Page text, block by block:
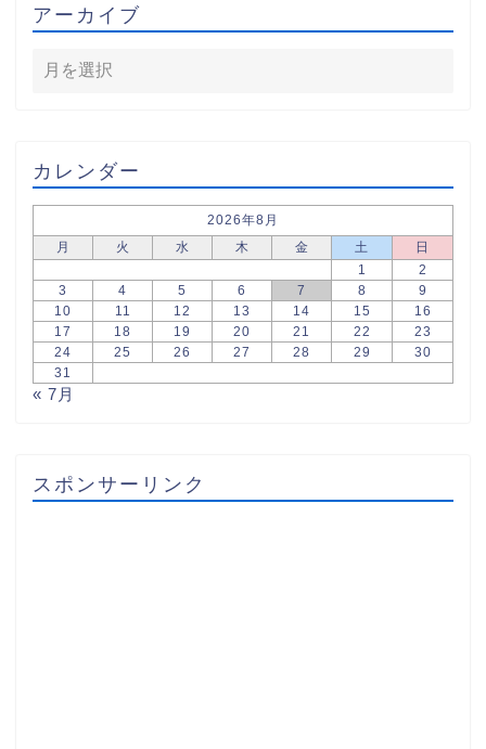
アーカイブ
カレンダー
2026年8月
月
火 水 木 金 土
日
1
2
3
4 5 6 7 8
9
10
11 12 13 14 15
16
17
18 19 20 21 22
23
24
25 26 27 28 29
30
31
« 7月
スポンサーリンク